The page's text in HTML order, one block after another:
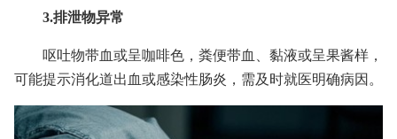
3.排泄物异常
呕吐物带血或呈咖啡色，粪便带血、黏液或呈果酱样，
可能提示消化道出血或感染性肠炎，需及时就医明确病因。